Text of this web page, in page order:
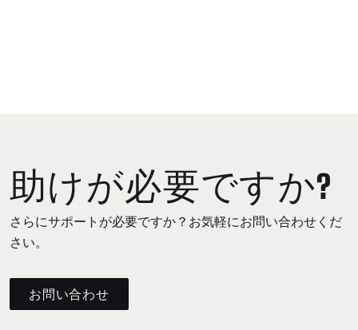
助けが必要ですか?
さらにサポートが必要ですか？お気軽にお問い合わせくだ
さい。
お問い合わせ